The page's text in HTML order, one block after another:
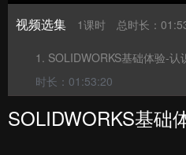
视频选集 1课时 总时长：
1. SOLIDWORKS基础体验-认
时长：01:53:20
SOLIDWORKS基础